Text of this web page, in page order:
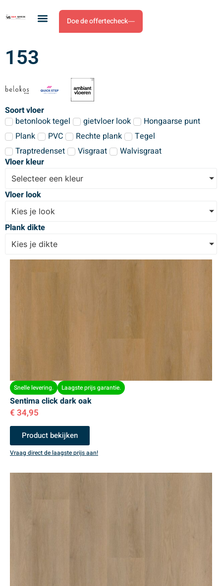
Doe de offertecheck
153
Soort vloer
betonlook tegel
gietvloer look
Hongaarse punt
Plank
PVC Rechte plank
Tegel
Traptredenset
Visgraat
Walvisgraat
Vloer kleur
Selecteer een kleur
Vloer look
Kies je look
Plank dikte
Kies je dikte
Snelle levering. Laagste prijs garantie.
Sentima click dark oak
€ 34,95
Product bekijken
Vraag direct de laagste prijs aan!